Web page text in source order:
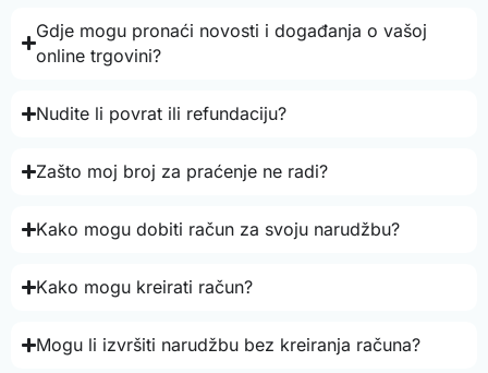
Gdje mogu pronaći novosti i događanja o vašoj
online trgovini?
Nudite li povrat ili refundaciju?
Zašto moj broj za praćenje ne radi?
Kako mogu dobiti račun za svoju narudžbu?
Kako mogu kreirati račun?
Mogu li izvršiti narudžbu bez kreiranja računa?